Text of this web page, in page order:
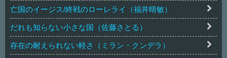
亡国のイージス/終戦のローレライ（福井晴敏）
だれも知らない小さな国（佐藤さとる）
存在の耐えられない軽さ（ミラン・クンデラ）